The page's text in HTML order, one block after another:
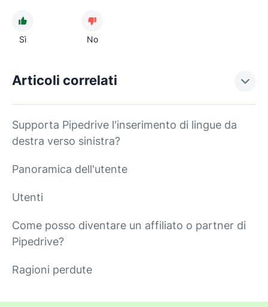
Sì No
Articoli correlati
Supporta Pipedrive l'inserimento di lingue da
destra verso sinistra?
Panoramica dell'utente
Utenti
Come posso diventare un affiliato o partner di
Pipedrive?
Ragioni perdute